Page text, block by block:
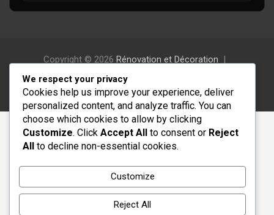
Copyright © 2026 Rénovation et Décoration
Thème par :
Fièrement propulsé par :WordPress
We respect your privacy
Cookies help us improve your experience, deliver
personalized content, and analyze traffic. You can
choose which cookies to allow by clicking
Customize. Click Accept All to consent or Reject
All to decline non-essential cookies.
Customize
Reject All